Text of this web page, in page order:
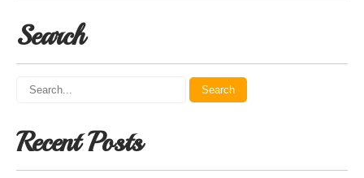
Search
Recent Posts